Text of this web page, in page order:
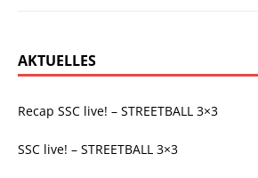
AKTUELLES
Recap SSC live! – STREETBALL 3×3
SSC live! – STREETBALL 3×3